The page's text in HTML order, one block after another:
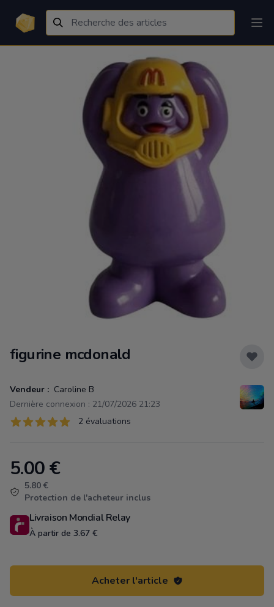
figurine mcdonald
Vendeur : Caroline B
Dernière connexion : 21/07/2026 21:23
Évaluations
2 sur 5 étoiles 2 évaluations
Product information
5.00€
5.80 €
Protection de l'acheteur inclus
Livraison Mondial Relay
À partir de 3.67 €
Acheter l'article